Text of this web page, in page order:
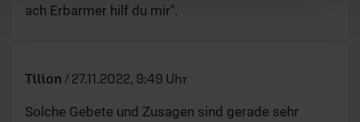
ach Erbarmer hilf du mir".
Tilion / 27.11.2022, 9:49 Uhr
Solche Gebete und Zusagen sind gerade sehr